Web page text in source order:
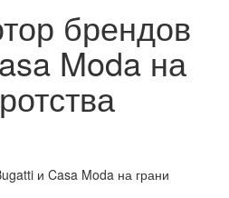
брендов
Moda на